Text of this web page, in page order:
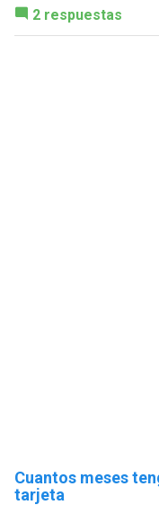
2 respuestas
Cuantos meses
tarjeta